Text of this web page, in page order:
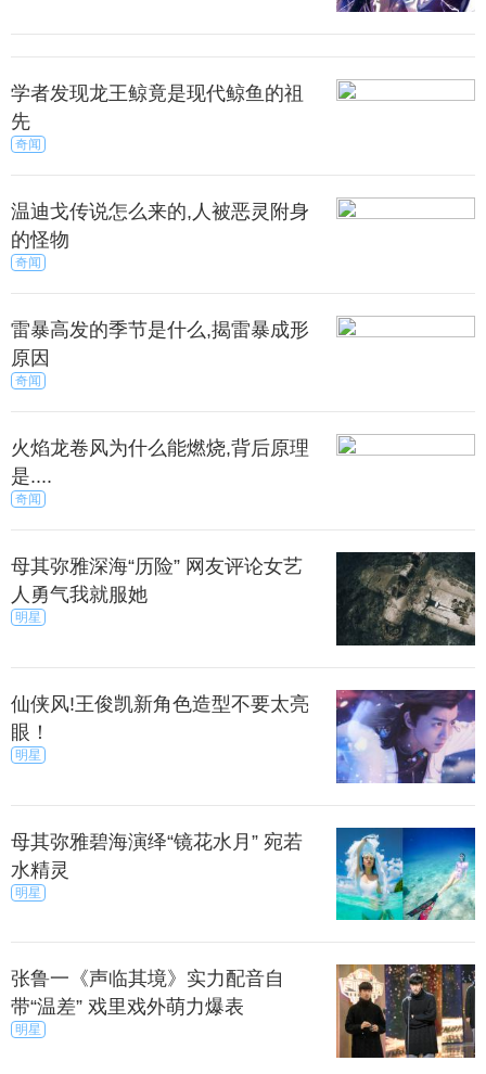
挥手打招呼。之后狄波拉（拉姑）、四哥亦陆续到
惧昨日炎热天气，穿吸热的厚黑外套配黑长裤现身，
之后跟记者聊了几句，记者问他送甚么礼物给孙子
Quintus？四哥笑笑口说：“我都不知道送什么，都是包
边，张柏芝亦行色匆匆，从上海机场乘飞机回
港，明显预备为儿子庆祝生日，近年在内地工作的
她，一完成手头的工作便急急回港，穿上黑白便服的
她，虽然戴上口罩，但都相当吸睛，亦有不少市民认
到她，对她行注目礼。
的时候，张柏芝更是被拍到带着儿子现身香港，
芝日前受访时表示，为了陪儿子去旅行，圣诞假
期将推掉所有工作，希望能多享受和他们的相处时
光。微博上就有网友拍到张柏芝带着两个儿子，Lucas
和Quintus。先是在柜台办理手续，然后坐在沙发上一
边使用手机，一边照顾着儿子。
学者发现龙王鲸竟是现代鲸鱼的祖
先
奇闻
温迪戈传说怎么来的,人被恶灵附身
的怪物
奇闻
雷暴高发的季节是什么,揭雷暴成形
原因
奇闻
火焰龙卷风为什么能燃烧,背后原理
是....
奇闻
母其弥雅深海“历险” 网友评论女艺
人勇气我就服她
明星
仙侠风!王俊凯新角色造型不要太亮
眼！
明星
母其弥雅碧海演绎“镜花水月” 宛若
水精灵
明星
张鲁一《声临其境》实力配音自
带“温差” 戏里戏外萌力爆表
明星